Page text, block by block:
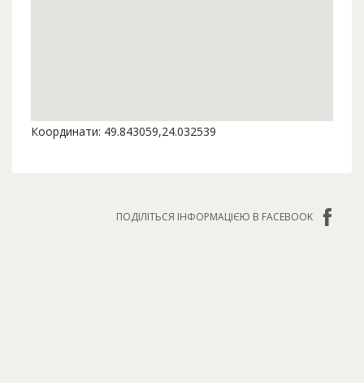
Координати: 49.843059,24.032539
ПОДІЛІТЬСЯ ІНФОРМАЦІЄЮ В FACEBOOK